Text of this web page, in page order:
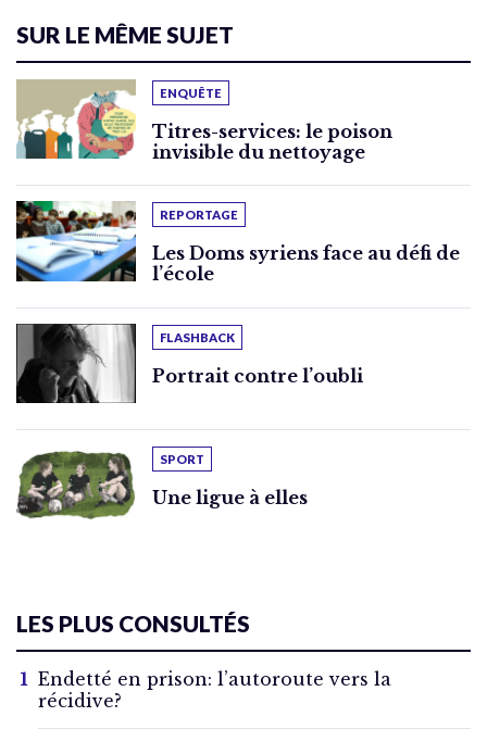
SUR LE MÊME SUJET
ENQUÊTE
Titres-services: le poison
invisible du nettoyage
REPORTAGE
Les Doms syriens face au défi de
l’école
FLASHBACK
Portrait contre l’oubli
SPORT
Une ligue à elles
LES PLUS CONSULTÉS
Endetté en prison: l’autoroute vers la
récidive?